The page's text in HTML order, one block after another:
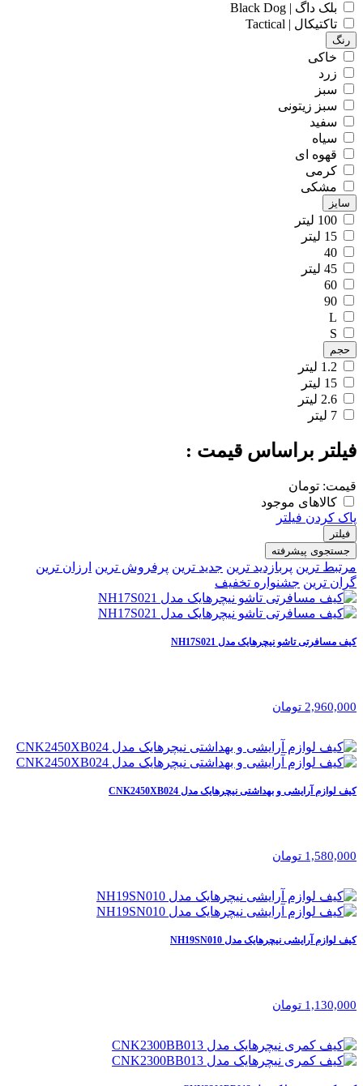
بلک داگ | Black Dog
تاکتیکال | Tactical
رنگ
خاکی
زرد
سبز
سبز زیتونی
سفید
سیاه
قهوه ای
کرمی
مشکی
سایز
100 لیتر
15 لیتر
40
45 لیتر
60
90
L
S
حجم
1.2 لیتر
15 لیتر
2.6 لیتر
7 لیتر
فیلتر براساس قیمت :
قیمت: تومان
کالاهای موجود
پاک کردن فیلتر
فیلتر
جستجوی پیشرفته
مرتبط ترین پربازدید ترین جدید ترین پرفروش ترین ارزان ترین
گران ترین جشنواره تخفیف
کیف مسافرتی تاشو نیچرهایک مدل NH17S021
2,960,000 تومان
کیف لوازم آرایشی و بهداشتی نیچرهایک مدل CNK2450XB024
1,580,000 تومان
کیف لوازم آرایشی نیچرهایک مدل NH19SN010
1,130,000 تومان